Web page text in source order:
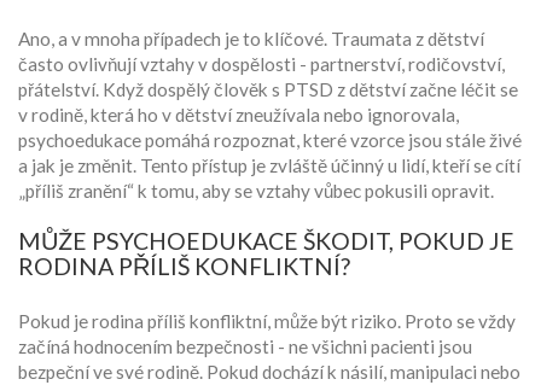
Ano, a v mnoha případech je to klíčové. Traumata z dětství
často ovlivňují vztahy v dospělosti - partnerství, rodičovství,
přátelství. Když dospělý člověk s PTSD z dětství začne léčit se
v rodině, která ho v dětství zneužívala nebo ignorovala,
psychoedukace pomáhá rozpoznat, které vzorce jsou stále živé
a jak je změnit. Tento přístup je zvláště účinný u lidí, kteří se cítí
„příliš zranění“ k tomu, aby se vztahy vůbec pokusili opravit.
MŮŽE PSYCHOEDUKACE ŠKODIT, POKUD JE
RODINA PŘÍLIŠ KONFLIKTNÍ?
Pokud je rodina příliš konfliktní, může být riziko. Proto se vždy
začíná hodnocením bezpečnosti - ne všichni pacienti jsou
bezpeční ve své rodině. Pokud dochází k násilí, manipulaci nebo